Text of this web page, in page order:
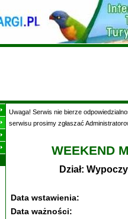
Uwaga! Serwis nie bierze
serwisu prosimy zgłaszać
WEEKEND
Dział:
Data wstawienia:
Data ważności: